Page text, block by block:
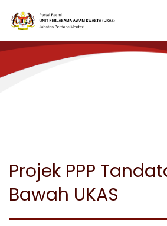
Projek PPP
Bawah UKAS